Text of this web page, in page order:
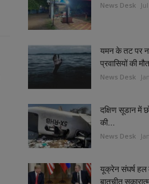
News Desk
यमन के तट पर
प्रवासियों की
News Desk
दक्षिण सूडान में
की...
News Desk
यूक्रेन संघर्ष
बातचीत